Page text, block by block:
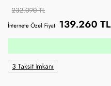
232.090 TL
İnternete Özel Fiyat 139.260 TL
3 Taksit İmkanı